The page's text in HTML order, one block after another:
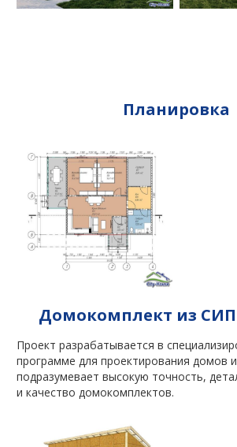
Планировка
Домокомплект из
Проект разрабатывается в
программе для проектирования домов
подразумевает высокую точность,
и качество домокомплектов.